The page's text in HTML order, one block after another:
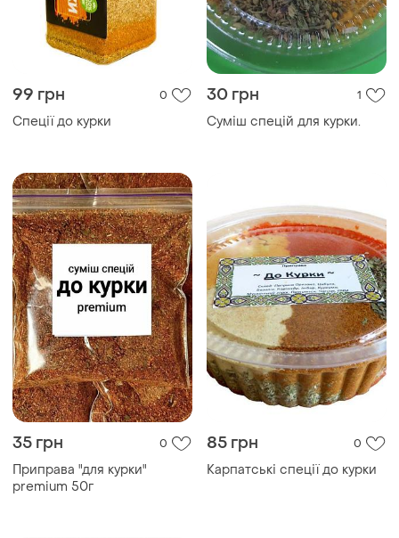
99 грн 0
Спеції до курки
30 грн 1
Суміш спецій для курки.
35 грн 0
Приправа "для курки"
premium 50г
85 грн 0
Карпатські спеції до курки